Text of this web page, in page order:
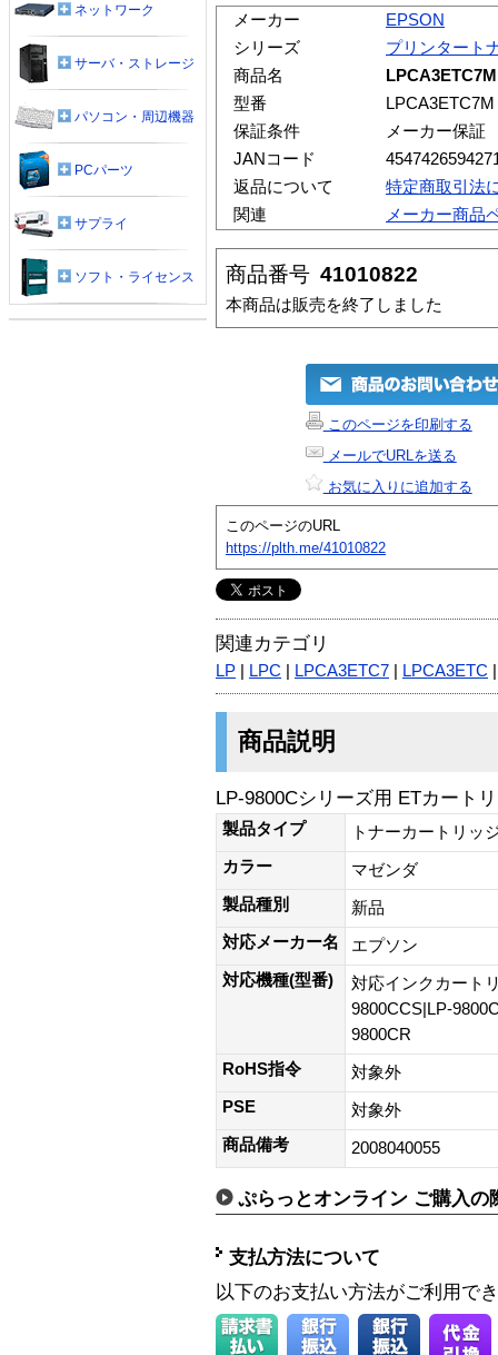
メーカー
EPSON
シリーズ
プリンタート
商品名
型番
LPCA3ETC7M
保証条件
メーカー保証
JANコード
返品について
特定商取引法
関連
メーカー商品
商品番号 41010822
本商品は販売を終了しました
このページを印刷する
メールでURLを送る
お気に入りに追加する
このページのURL
https://plth.me/41010822
関連カテゴリ
LP LPC LPCA3ETC7 LPCA3ETC
商品説明
LP-9800Cシリーズ用 ETカート
製品タイプ
トナーカートリッ
カラー
マゼンダ
製品種別
新品
対応メーカー名
エプソン
対応機種(型番)
対応インクカート
9800CCS|LP-
9800CR
RoHS指令
対象外
PSE
対象外
商品備考
2008040055
ぷらっとオンライン ご購入の
支払方法について
以下のお支払い方法がご利用で
ネットワーク
サーバ・ストレージ
パソコン・周辺機器
PCパーツ
サプライ
ソフト・ライセンス